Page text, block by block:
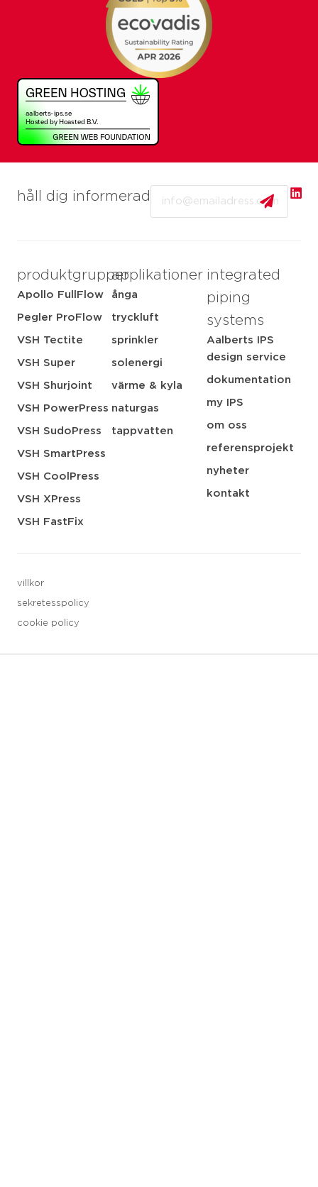
håll dig informerad
produktgrupper
Apollo FullFlow
Pegler ProFlow
VSH Tectite
VSH Super
VSH Shurjoint
VSH PowerPress
VSH SudoPress
VSH SmartPress
VSH CoolPress
VSH XPress
VSH FastFix
applikationer
ånga
tryckluft
sprinkler
solenergi
värme & kyla
naturgas
tappvatten
integrated
piping
systems
Aalberts IPS
design service
dokumentation
my IPS
om oss
referensprojekt
nyheter
kontakt
villkor
sekretesspolicy
cookie policy